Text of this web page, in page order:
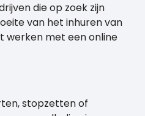
die op zoek zijn
van het inhuren van
werken met een online
stopzetten of